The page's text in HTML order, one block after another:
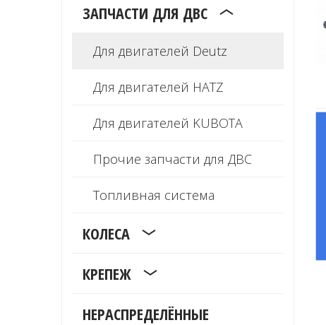
ЗАПЧАСТИ ДЛЯ ДВС
Для двигателей Deutz
Для двигателей HATZ
Для двигателей KUBOTA
Прочие запчасти для ДВС
Топливная система
КОЛЕСА
КРЕПЕЖ
НЕРАСПРЕДЕЛЁННЫЕ